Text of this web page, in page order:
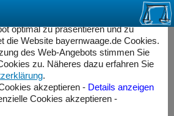
Palettenwaage PTA455-
feuerverzinkt
/ 300 kg, Ablesbarkeit: 20 / 50 / 100
bayernwaage.de
optimal zu präsentieren und zu
die Website bayernwaage.de Cookies.
des Web-Angebots stimmen Sie
zu. Näheres dazu erfahren Sie
.
akzeptieren - Details anzeigen
Cookies akzeptieren -